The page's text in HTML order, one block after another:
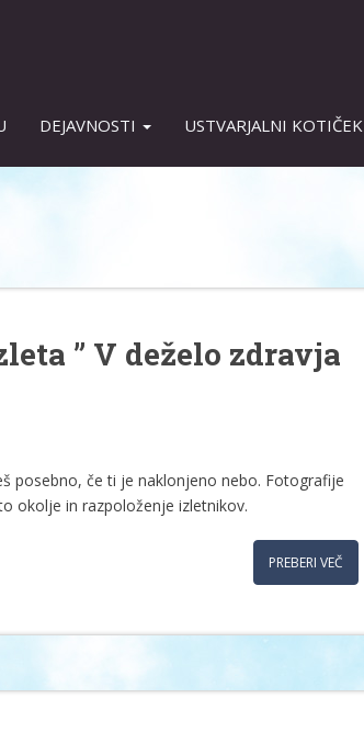
DEJAVNOSTI USTVARJALNI KOTIČEK
” V deželo zdravja
posebno, če ti je naklonjeno nebo. Fotografije
okolje in razpoloženje izletnikov.
PREBERI VEČ